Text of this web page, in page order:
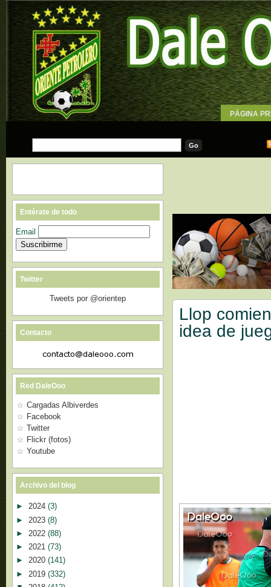
PÁGINA
Llop
idea de
Entérate de todo
Email
Twitter
Tweets por @orientep
Contacto
Red DaleOoo
Cargadas Albiverdes
Facebook
Twitter
Flickr (fotos)
Youtube
Archivo del blog
► 2024 (3)
► 2023 (8)
► 2022 (88)
► 2021 (73)
► 2020 (141)
► 2019 (332)